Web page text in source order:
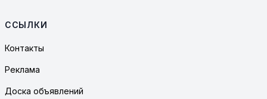
ССЫЛКИ
Контакты
Реклама
Доска объявлений